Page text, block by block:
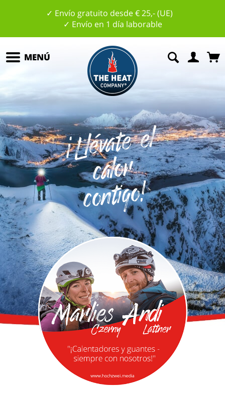
✓ Envío gratuito desde € 25,- (UE)
✓ Envío en 1 día laborable
¡
Ll
év
at
e
el
c
al
o
r
c
o
nti
g
o
!
MENÚ